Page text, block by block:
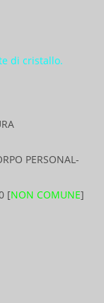
di cristallo.
PERSONAL-
[NON COMUNE]